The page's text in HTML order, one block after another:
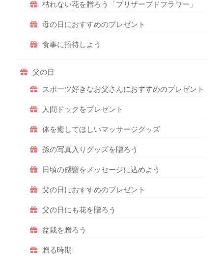
枯れない花を贈ろう「プリザーブドフラワー」
母の日におすすめのプレゼント
食事に招待しよう
父の日
スポーツ好きなお父さんにおすすめのプレゼント
人間ドックをプレゼント
体を癒してほしいマッサージグッズ
孫の写真入りグッズを贈ろう
日頃の感謝をメッセージに込めよう
父の日におすすめのプレゼント
父の日にも花を贈ろう
盆栽を贈ろう
贈る時期